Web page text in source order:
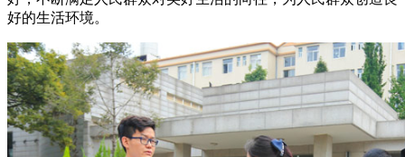
好的生活环境。